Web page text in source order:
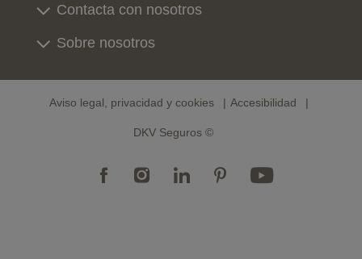
Contacta con nosotros
Sobre nosotros
Aviso legal, privacidad y cookies Accesibilidad
DKV Seguros ©